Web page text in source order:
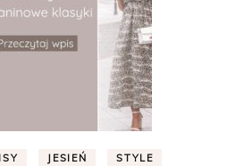
JESIEŃ
STYLE